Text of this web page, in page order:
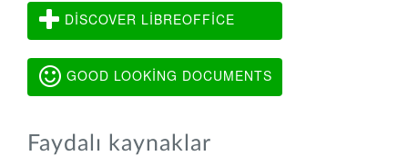
DISCOVER LIBREOFFICE
GOOD LOOKING DOCUMENTS
Faydalı kaynaklar